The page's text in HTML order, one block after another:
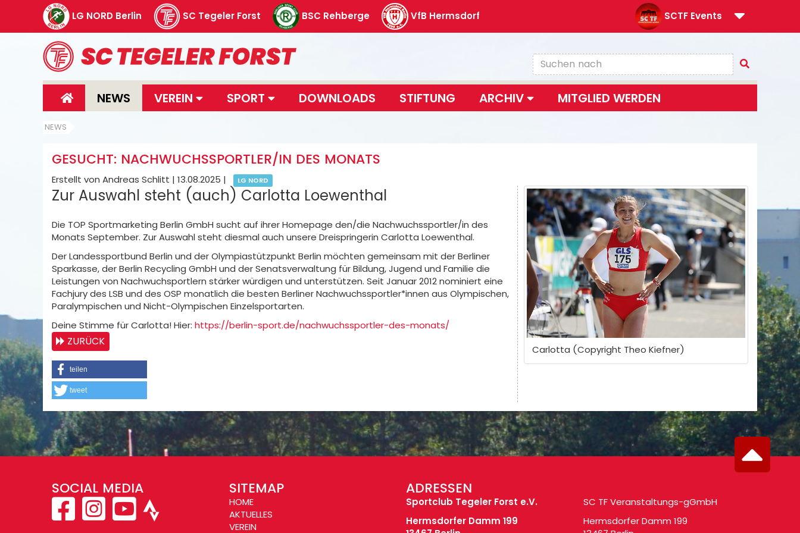
LG NORD Berlin SC Tegeler Forst BSC Rehberge VfB Hermsdorf SCTF Events
NEWS VEREIN SPORT DOWNLOADS STIFTUNG ARCHIV MITGLIED WERDEN
NEWS
GESUCHT: NACHWUCHSSPORTLER/IN DES MONATS
Erstellt von Andreas Schlitt | 13.08.2025 | LG NORD
Zur Auswahl steht (auch) Carlotta Loewenthal
Die TOP Sportmarketing Berlin GmbH sucht auf ihrer Homepage den/die Nachwuchssportler/in des
Monats September. Zur Auswahl steht diesmal auch unsere Dreispringerin Carlotta Loewenthal.
Der Landessportbund Berlin und der Olympiastützpunkt Berlin möchten gemeinsam mit der Berliner
Sparkasse, der Berlin Recycling GmbH und der Senatsverwaltung für Bildung, Jugend und Familie die
Leistungen von Nachwuchsportlern stärker würdigen und unterstützen. Seit Januar 2012 nominiert eine
Fachjury des LSB und des OSP monatlich die besten Berliner Nachwuchssportler*innen aus Olympischen,
Paralympischen und Nicht-Olympischen Einzelsportarten.
Deine Stimme für Carlotta! Hier: https://berlin-sport.de/nachwuchssportler-des-monats/
ZURÜCK
teilen
tweet
Carlotta (Copyright Theo Kiefner)
SOCIAL MEDIA SITEMAP
HOME
AKTUELLES
VEREIN
ADRESSEN
Sportclub Tegeler Forst e.V.
Hermsdorfer Damm 199
SC TF Veranstaltungs-gGmbH
Hermsdorfer Damm 199